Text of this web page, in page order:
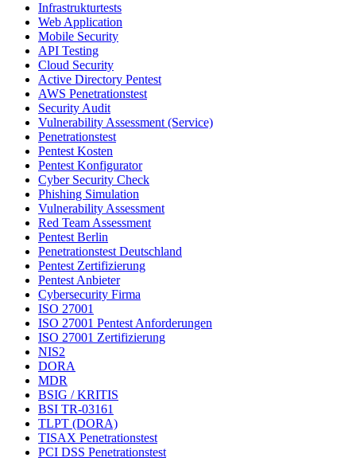
Infrastrukturtests
Web Application
Mobile Security
API Testing
Cloud Security
Active Directory Pentest
AWS Penetrationstest
Security Audit
Vulnerability Assessment (Service)
Penetrationstest
Pentest Kosten
Pentest Konfigurator
Cyber Security Check
Phishing Simulation
Vulnerability Assessment
Red Team Assessment
Pentest Berlin
Penetrationstest Deutschland
Pentest Zertifizierung
Pentest Anbieter
Cybersecurity Firma
ISO 27001
ISO 27001 Pentest Anforderungen
ISO 27001 Zertifizierung
NIS2
DORA
MDR
BSIG / KRITIS
BSI TR-03161
TLPT (DORA)
TISAX Penetrationstest
PCI DSS Penetrationstest